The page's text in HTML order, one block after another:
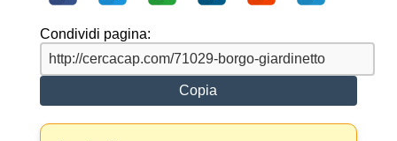
Condividi pagina:
Copia